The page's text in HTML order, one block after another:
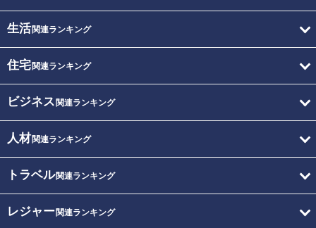
生活関連ランキング
住宅関連ランキング
ビジネス 関連ランキング
人材関連ランキング
トラベル関連ランキング
レジャー関連ランキング